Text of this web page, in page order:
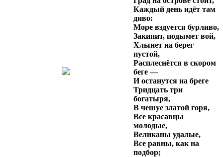
Каждый день идёт там
диво:
Море вздуется бурливо,
Закипит, подымет вой,
Хлынет на берег
пустой,
Расплеснётся в скором
беге —
И останутся на бреге
Тридцать три
богатыря,
В чешуе златой горя,
Все красавцы
молодые,
Великаны удалые,
Все равны, как на
подбор;